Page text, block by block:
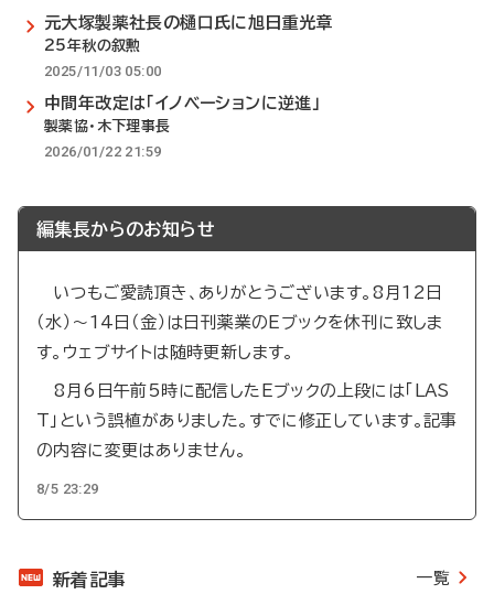
元大塚製薬社長の樋口氏に旭日重光章
25年秋の叙勲
2025/11/03 05:00
中間年改定は「イノベーションに逆進」
製薬協・木下理事長
2026/01/22 21:59
編集長からのお知らせ
いつもご愛読頂き、ありがとうございます。8月12日
（水）～14日（金）は日刊薬業のEブックを休刊に致しま
す。ウェブサイトは随時更新します。
8月6日午前5時に配信したEブックの上段には「LAS
T」という誤植がありました。すでに修正しています。記事
の内容に変更はありません。
8/5 23:29
新着記事 一覧